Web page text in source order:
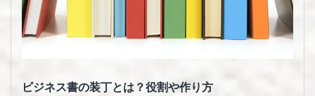
ビジネス書の装丁とは？役割や作り方